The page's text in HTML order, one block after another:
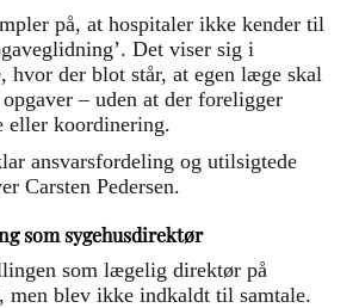
på, at hospitaler ikke kender til
Det viser sig i
hvor der blot står, at egen læge skal
– uden at der foreligger
eller koordinering.
ansvarsfordeling og utilsigtede
Carsten Pedersen.
som sygehusdirektør
som lægelig direktør på
men blev ikke indkaldt til samtale.